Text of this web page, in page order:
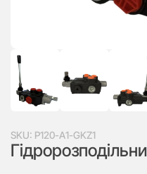
SKU: P120-A1-GKZ1